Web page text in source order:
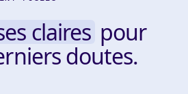
claires pour
doutes.